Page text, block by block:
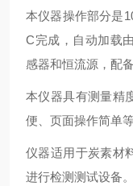
本仪器操作部分是
C完成，自动加载
感器和恒流源，配
本仪器具有测量精
便、页面操作简单
仪器适用于炭素材
进行检测测试设备。